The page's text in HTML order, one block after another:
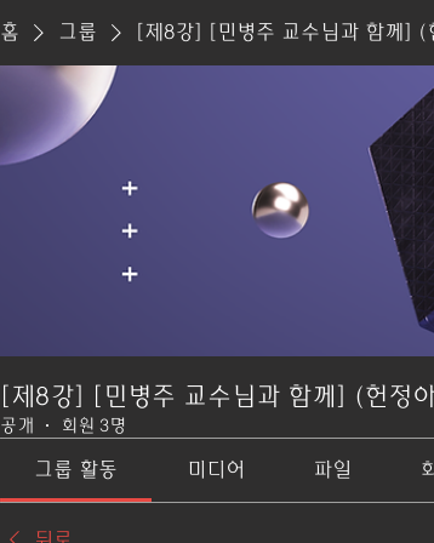
홈 그룹 [제8강] [민병주 교수님과 함께] (
[제8강] [민병주 교수님과 함께] (헌정
공개 · 회원 3명
그룹 활동 미디어 파일